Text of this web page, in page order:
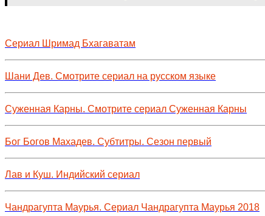
Сериал Шримад Бхагаватам
Шани Дев. Смотрите сериал на русском языке
Суженная Карны. Смотрите сериал Суженная Карны
Бог Богов Махадев. Субтитры. Сезон первый
Лав и Куш. Индийский сериал
Чандрагупта Маурья. Сериал Чандрагупта Маурья 2018